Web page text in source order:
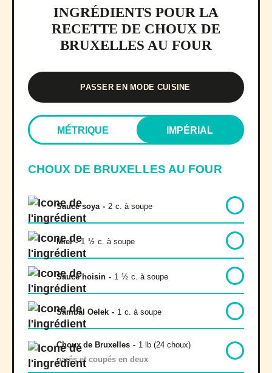
INGRÉDIENTS POUR LA
RECETTE DE CHOUX DE
BRUXELLES AU FOUR
PASSER EN MODE CUISINE
MÉTRIQUE IMPÉRIAL
CHOUX DE BRUXELLES AU FOUR
Sauce soya - 2 c. à soupe
Miel - 1 ½ c. à soupe
Sauce hoisin - 1 ½ c. à soupe
Sambal Oelek - 1 c. à soupe
Choux de Bruxelles - 1 lb (24 choux)
parés et coupés en deux